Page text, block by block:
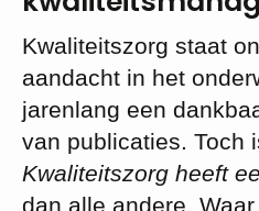
Kwaliteitszorg staat
aandacht in het
jarenlang een
van publicaties. Toch
Kwaliteitszorg heeft
dan alle andere.